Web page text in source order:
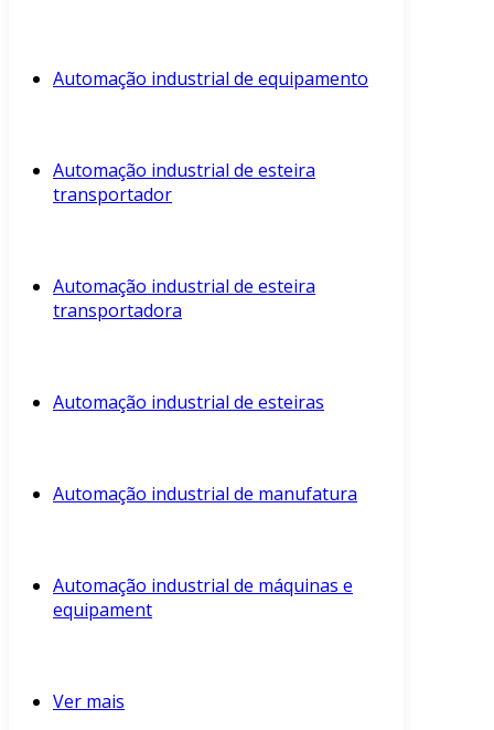
Automação industrial de equipamento
Automação industrial de esteira
transportador
Automação industrial de esteira
transportadora
Automação industrial de esteiras
Automação industrial de manufatura
Automação industrial de máquinas e
equipament
Ver mais